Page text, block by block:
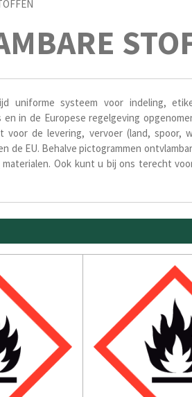
uniforme systeem voor indeling,
in de Europese regelgeving
de levering, vervoer (land, spoor,
de EU. Behalve pictogrammen
materialen. Ook kunt u bij ons terecht